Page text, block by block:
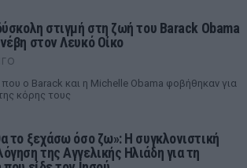
στιγμή στη ζωή του Barack Obama
στον Λευκό Οίκο
που ο Barack και η Michelle Obama φοβήθηκαν για
κόρης τους
το ξεχάσω όσο ζω»: Η συγκλονιστική
της Αγγελικής Ηλιάδη για τη